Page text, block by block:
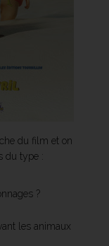
du film et on
du type :
?
les animaux